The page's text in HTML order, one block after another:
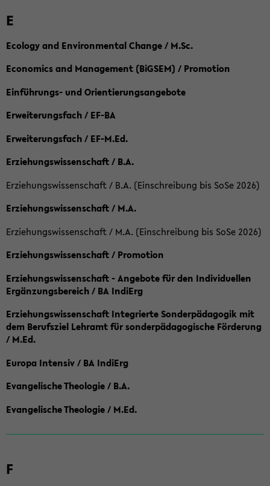
E
Ecology and Environmental Change / M.Sc.
Economics and Management (BiGSEM) / Promotion
Einführungs- und Orientierungsangebote
Erweiterungsfach / EF-BA
Erweiterungsfach / EF-M.Ed.
Erziehungswissenschaft / B.A.
Erziehungswissenschaft / B.A. (Einschreibung bis SoSe 2026)
Erziehungswissenschaft / M.A.
Erziehungswissenschaft / M.A. (Einschreibung bis SoSe 2026)
Erziehungswissenschaft / Promotion
Erziehungswissenschaft - Angebote für den Individuellen
Ergänzungsbereich / BA IndiErg
Erziehungswissenschaft Integrierte Sonderpädagogik mit
dem Berufsziel Lehramt für sonderpädagogische Förderung
/ M.Ed.
Europa Intensiv / BA IndiErg
Evangelische Theologie / B.A.
Evangelische Theologie / M.Ed.
F